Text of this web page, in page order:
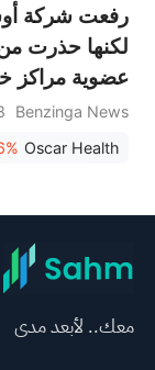
رفعت شركة
لكنها حذرت
عضوية مراكز
(CMS) سيزداد.
Benzinga News
Oscar Health
معك.. لأبعد مدى